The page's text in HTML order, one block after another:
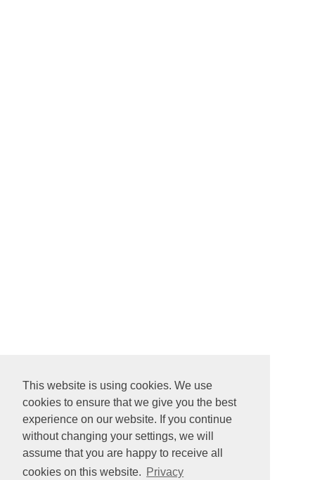
This website is using cookies. We use
cookies to ensure that we give you the best
experience on our website. If you continue
without changing your settings, we will
assume that you are happy to receive all
cookies on this website. Privacy